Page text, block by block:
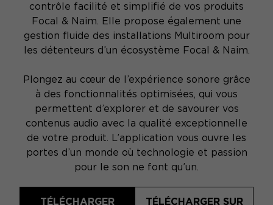
contrôle facilité et simplifié de vos produits
Focal & Naim. Elle propose également une
gestion fluide des installations Multiroom pour
les détenteurs d’un écosystème Focal & Naim.
Plongez au cœur de l’expérience sonore grâce
à des fonctionnalités optimisées, qui vous
permettent d’explorer et de savourer vos
contenus audio avec la qualité exceptionnelle
de votre produit. L’application vous ouvre les
portes d’un monde où technologie et passion
pour le son ne font qu’un.
TÉLÉCHARGER
TÉLÉCHARGER SUR